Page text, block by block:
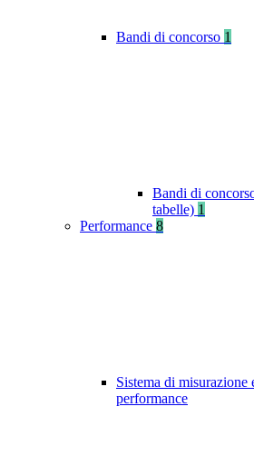
Bandi di concorso 1
Bandi di
tabelle) 1
Performance 8
Sistema di misurazione
performance